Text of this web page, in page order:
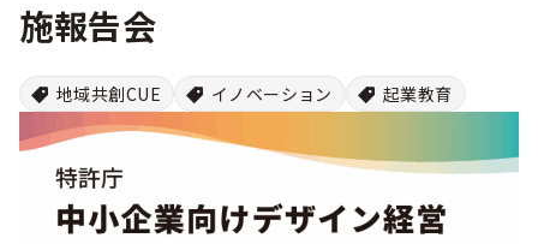
施報告会
地域共創CUE イノベーション 起業教育